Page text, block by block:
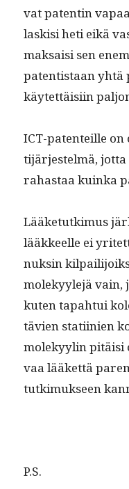
vat patentin
lask­isi heti eikä
mak­saisi sen
paten­tis­taan yhtä
käytet­täisi­in
ICT-paten­teille
ti­jär­jestelmä,
rahas­taa kuin­ka
Lääke­tutkimus
lääk­keelle ei
nuksin
molekyyle­jä vain,
kuten tapah­tui
tävien sta­ti­inien
molekyylin pitäisi
vaa lääket­tä
tutkimuk­seen
P.S.